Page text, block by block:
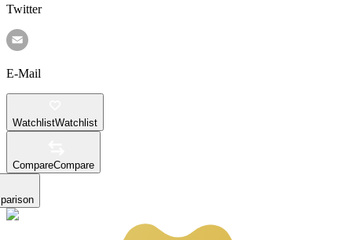
Twitter
E-Mail
WatchlistWatchlist
CompareCompare